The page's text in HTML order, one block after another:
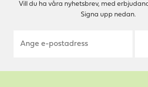
Vill du ha våra nyhetsbrev, med
Signa upp nedan.